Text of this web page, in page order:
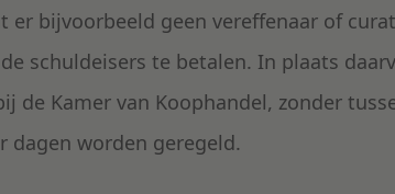
er bijvoorbeeld geen vereffenaar of
schuldeisers te betalen. In plaats
de Kamer van Koophandel, zonder
dagen worden geregeld.